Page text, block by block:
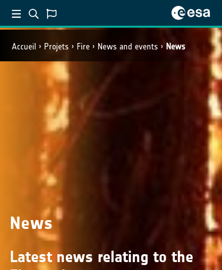
Accueil Projets Fire News and events News
News
Latest news relating to the